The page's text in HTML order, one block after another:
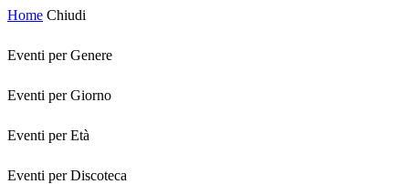
Home Chiudi
Eventi per Genere
Eventi per Giorno
Eventi per Età
Eventi per Discoteca